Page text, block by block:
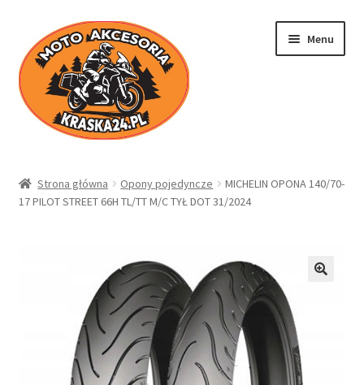
Przejdź
do
nawigacji
Przejdź
do
treści
Menu
Sklep
Regulamin
Polityka prywatności
Strona główna Opony pojedyncze
MICHELIN OPONA 140/70-
17 PILOT STREET 66H TL/TT M/C TYŁ DOT 31/2024